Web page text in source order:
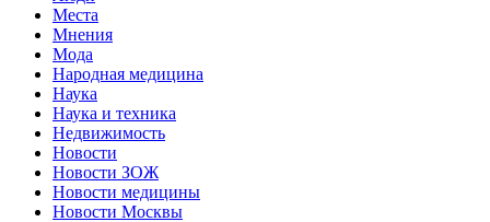
Места
Мнения
Мода
Народная медицина
Наука
Наука и техника
Недвижимость
Новости
Новости ЗОЖ
Новости медицины
Новости Москвы